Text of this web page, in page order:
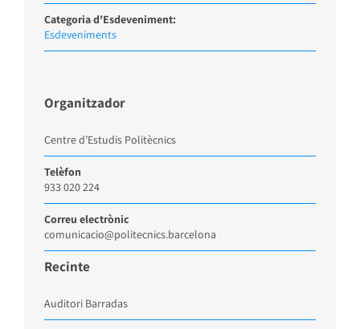
Categoria d'Esdeveniment:
Esdeveniments
Recinte
Auditori Barradas
Organitzador
Centre d’Estudis Politècnics
Telèfon
933 020 224
Correu electrònic
comunicacio@politecnics.barcelona